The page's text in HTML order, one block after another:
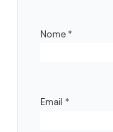
Nome *
Email *